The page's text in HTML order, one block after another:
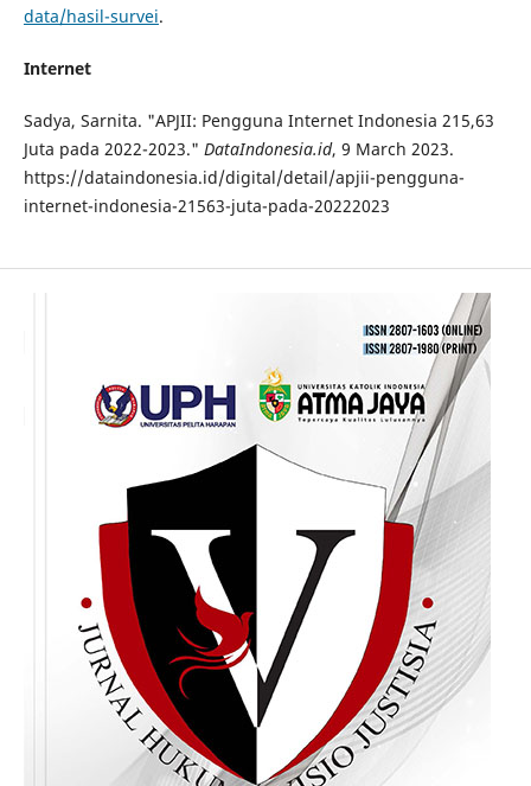
data/hasil-survei.
Internet
Sadya, Sarnita. "APJII: Pengguna Internet Indonesia 215,63
Juta pada 2022-2023." DataIndonesia.id, 9 March 2023.
https://dataindonesia.id/digital/detail/apjii-pengguna-
internet-indonesia-21563-juta-pada-20222023